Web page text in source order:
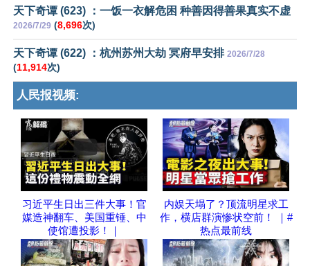
天下奇谭 (623) ：一饭一衣解危困 种善因得善果真实不虚
2026/7/29 (8,696次)
天下奇谭 (622) ：杭州苏州大劫 冥府早安排 2026/7/28
(11,914次)
人民报视频:
习近平生日出三件大事！官
媒造神翻车、美国重锤、中
使馆遭投影！｜
内娱天塌了？顶流明星求工
作，横店群演惨状空前！ ｜#
热点最前线